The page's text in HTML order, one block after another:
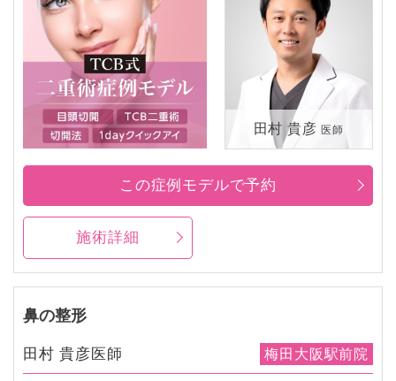
田村 貴彦 医師
施術詳細
この症例モデルで予約
鼻の整形
田村 貴彦医師 梅田大阪駅前院